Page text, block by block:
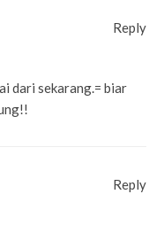
dari sekarang.= biar
Reply
Reply